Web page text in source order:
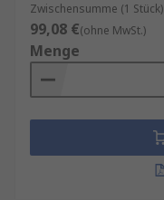
Zwischensumme (1 Stück)
99,08 €(ohne MwSt.)
Menge